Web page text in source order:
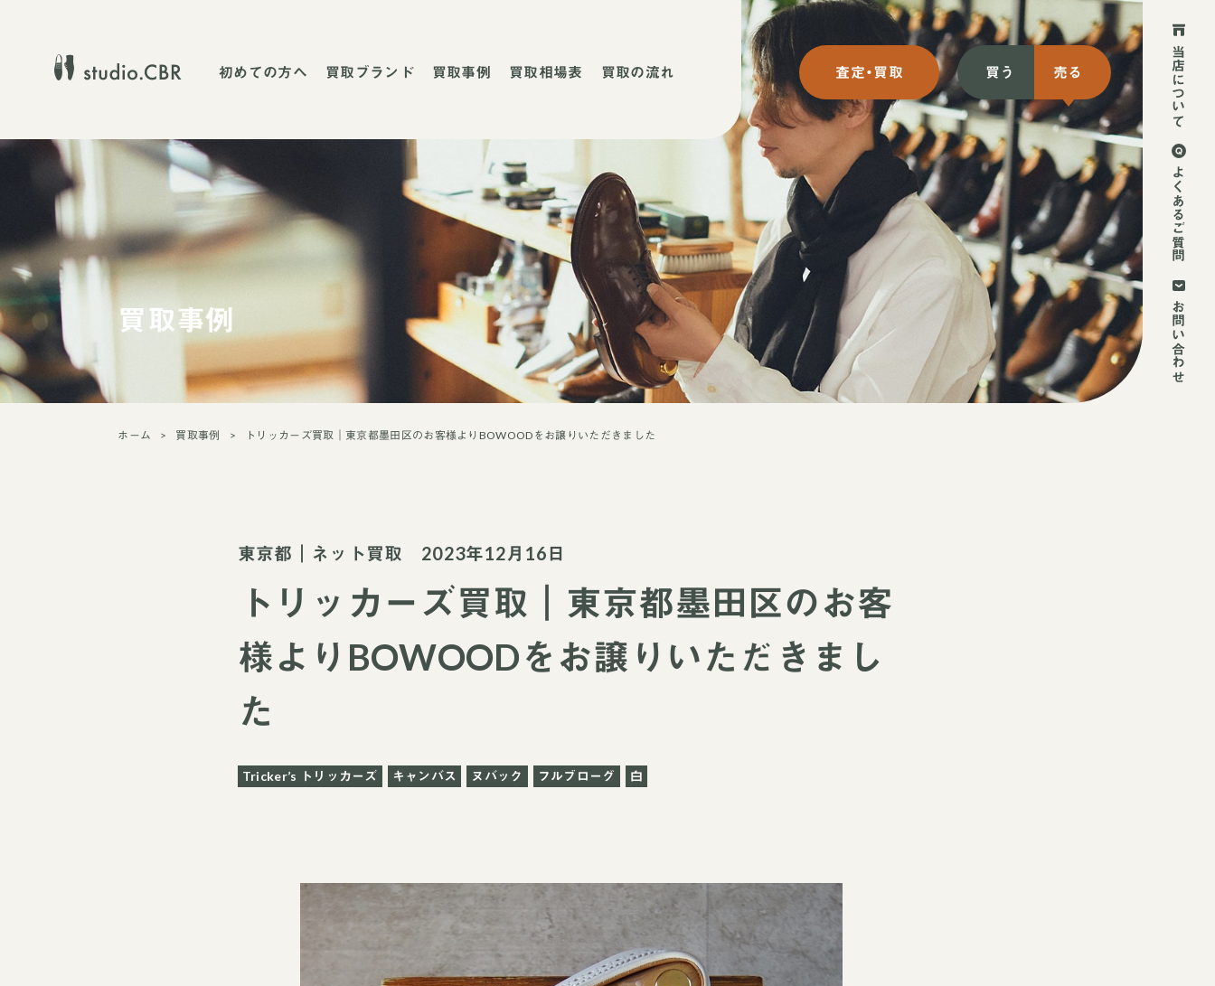
初めての方へ 買取ブランド 買取事例 買取相場表 買取の流れ 買う 売る
査定・買取
ネット買取 初めての方
ネット買取 2回目以降の方
店頭買取
当店について
よくあるご質問
お問い合わせ
買取事例
ホーム 買取事例 トリッカーズ買取｜東京都墨田区のお客様よりBOWOODをお譲りいただきました
東京都 ネット買取 2023年12月16日
トリッカーズ買取｜東京都墨田区のお客
様よりBOWOODをお譲りいただきまし
た
Tricker’s トリッカーズ キャンバス ヌバック フルブローグ 白